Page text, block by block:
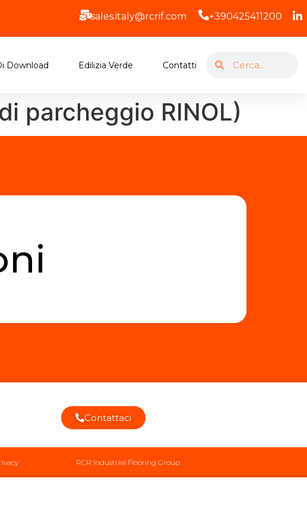
sales.italy@rcrif.com +390425411200
Download Edilizia Verde Contatti
parcheggio RINOL)
Contattaci
RCR Industrial Flooring Group